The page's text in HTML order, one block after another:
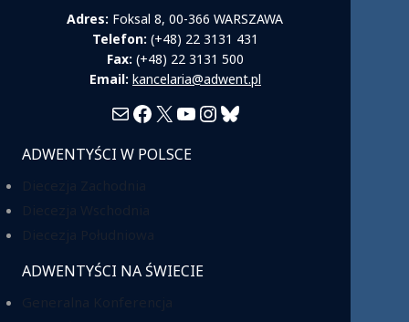
Adres: Foksal 8, 00-366 WARSZAWA
Telefon: (+48) 22 3131 431
Fax: (+48) 22 3131 500
Email: kancelaria@adwent.pl
MailFacebook
X YouTube
Instagram
Bluesky
ADWENTYŚCI W POLSCE
ADWENTYŚCI NA ŚWIECIE